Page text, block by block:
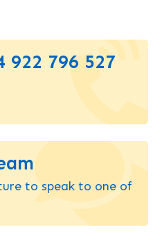
922 796 527
to speak to one of